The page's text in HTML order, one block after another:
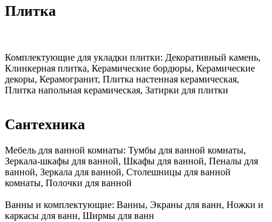
Плитка
Комплектующие для укладки плитки: Декоративный камень,
Клинкерная плитка, Керамические бордюры, Керамические
декоры, Керамогранит, Плитка настенная керамическая,
Плитка напольная керамическая, Затирки для плитки
Сантехника
Мебель для ванной комнаты: Тумбы для ванной комнаты,
Зеркала-шкафы для ванной, Шкафы для ванной, Пеналы для
ванной, Зеркала для ванной, Столешницы для ванной
комнаты, Полочки для ванной
Ванны и комплектующие: Ванны, Экраны для ванн, Ножки и
каркасы для ванн, Ширмы для ванн